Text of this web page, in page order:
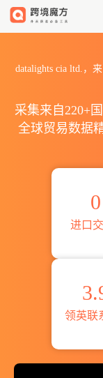
datalights cia ltd.，
采集来自220+
全球贸易数据
0
进口
领英联